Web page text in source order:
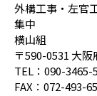
外構工事・左官
集中
横山組
〒590-0531 大
TEL：090-3465-
FAX：072-493-